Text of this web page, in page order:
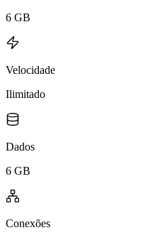
6 GB
Velocidade
Ilimitado
Dados
6 GB
Conexões